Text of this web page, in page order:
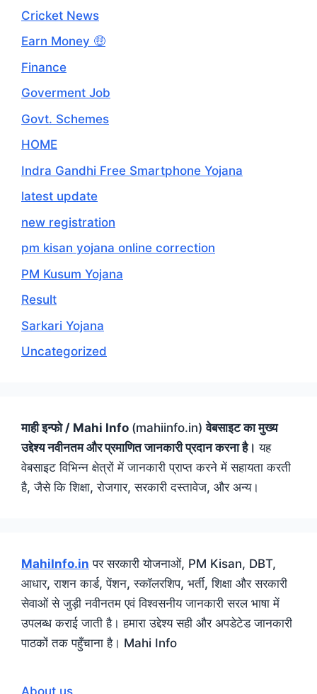
Cricket News
Earn Money 🤑
Finance
Goverment Job
Govt. Schemes
HOME
Indra Gandhi Free Smartphone Yojana
latest update
new registration
pm kisan yojana online correction
PM Kusum Yojana
Result
Sarkari Yojana
Uncategorized
माही इन्फो / Mahi Info (mahiinfo.in)वेबसाइट का मुख्य
उद्देश्य नवीनतम और प्रमाणित जानकारी प्रदान करना है। यह
वेबसाइट विभिन्न क्षेत्रों में जानकारी प्राप्त करने में सहायता करती
है, जैसे कि शिक्षा, रोजगार, सरकारी दस्तावेज, और अन्य।
MahiInfo.in पर सरकारी योजनाओं, PM Kisan, DBT,
आधार, राशन कार्ड, पेंशन, स्कॉलरशिप, भर्ती, शिक्षा और सरकारी
सेवाओं से जुड़ी नवीनतम एवं विश्वसनीय जानकारी सरल भाषा में
उपलब्ध कराई जाती है। हमारा उद्देश्य सही और अपडेटेड जानकारी
पाठकों तक पहुँचाना है। Mahi Info